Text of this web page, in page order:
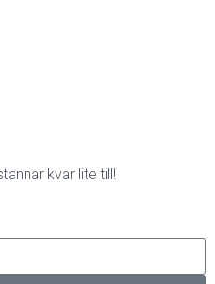
kvar lite till!